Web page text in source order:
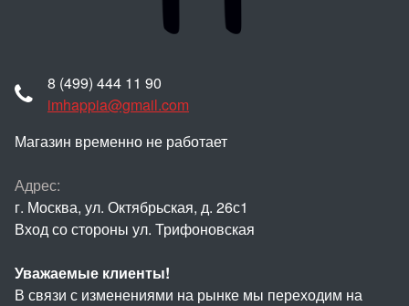
8 (499) 444 11 90
imhappia@gmail.com
Магазин временно не работает
Адрес:
г. Москва, ул. Октябрьская, д. 26с1
Вход со стороны ул. Трифоновская
Уважаемые клиенты!
В связи с изменениями на рынке мы переходим на